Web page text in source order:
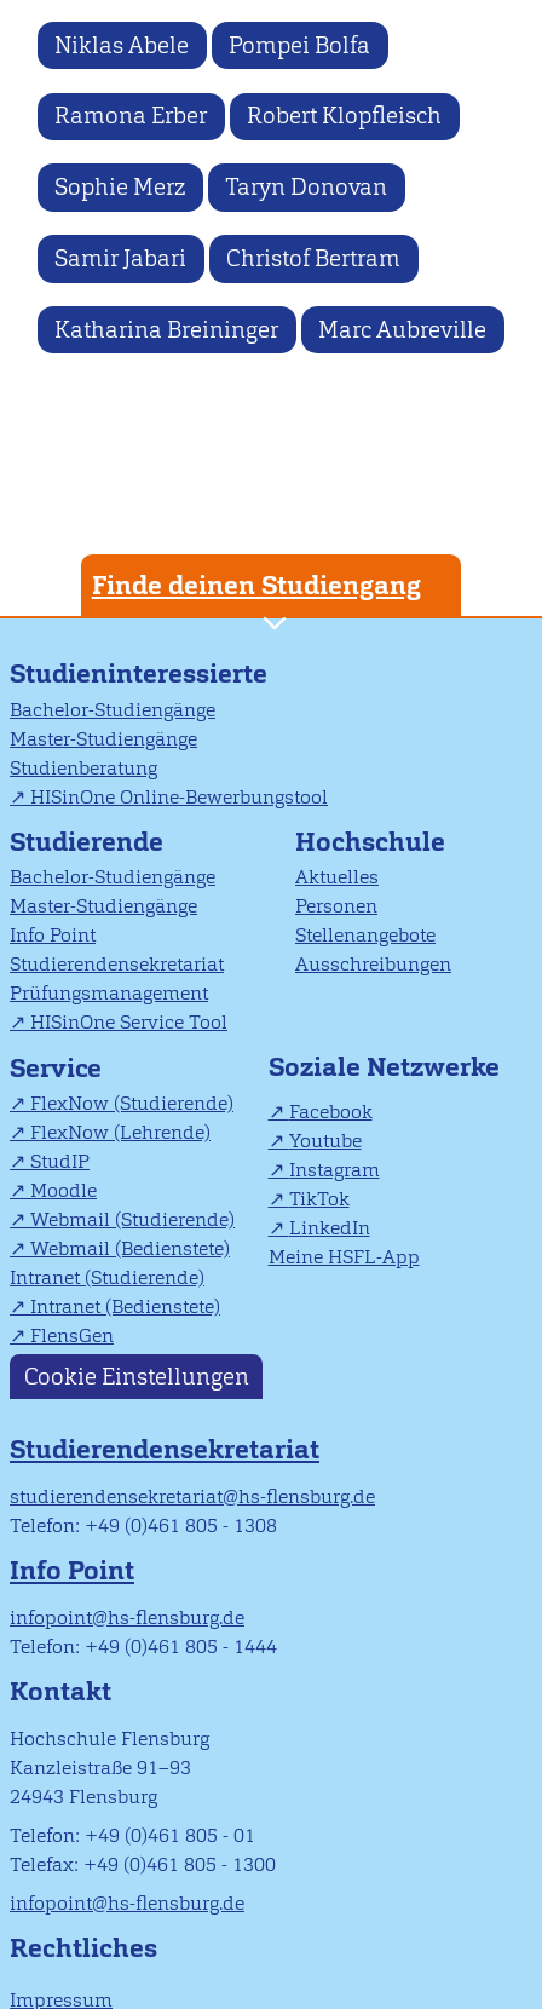
Niklas Abele Pompei Bolfa
Ramona Erber Robert Klopfleisch
Sophie Merz Taryn Donovan
Samir Jabari Christof Bertram
Katharina Breininger Marc Aubreville
Finde deinen Studiengang
Studieninteressierte
Bachelor-Studiengänge
Master-Studiengänge
Studienberatung
HISinOne Online-Bewerbungstool
Studierende
Bachelor-Studiengänge
Master-Studiengänge
Info Point
Studierendensekretariat
Prüfungsmanagement
HISinOne Service Tool
Hochschule
Aktuelles
Personen
Stellenangebote
Ausschreibungen
Service
FlexNow (Studierende)
FlexNow (Lehrende)
StudIP
Moodle
Webmail (Studierende)
Webmail (Bedienstete)
Intranet (Studierende)
Intranet (Bedienstete)
FlensGen
Soziale Netzwerke
Facebook
Youtube
Instagram
TikTok
LinkedIn
Meine HSFL-App
Cookie Einstellungen
Studierendensekretariat
studierendensekretariat@hs-flensburg.de
Telefon: +49 (0)461 805 - 1308
Info Point
infopoint@hs-flensburg.de
Telefon: +49 (0)461 805 - 1444
Kontakt
Hochschule Flensburg
Kanzleistraße 91–93
24943 Flensburg
Telefon: +49 (0)461 805 - 01
Telefax: +49 (0)461 805 - 1300
infopoint@hs-flensburg.de
Rechtliches
Impressum